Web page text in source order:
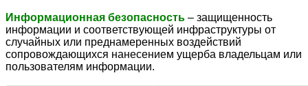
Информационная безопасность – защищенность
информации и соответствующей инфраструктуры от
случайных или преднамеренных воздействий
сопровождающихся нанесением ущерба владельцам или
пользователям информации.